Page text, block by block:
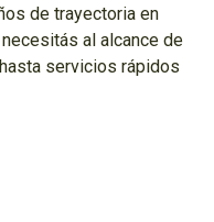
de trayectoria en
al alcance de
servicios rápidos